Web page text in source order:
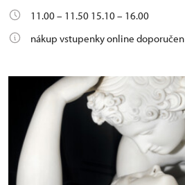
11.00 – 11.50 15.10 – 16.00
nákup vstupenky online doporučen